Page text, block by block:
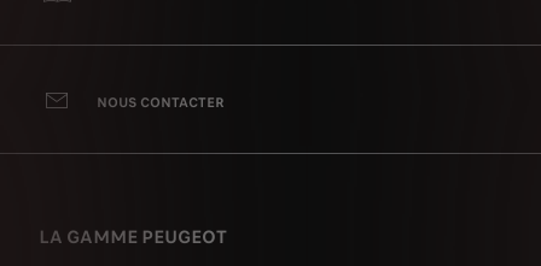
NOUS CONTACTER
LA GAMME PEUGEOT